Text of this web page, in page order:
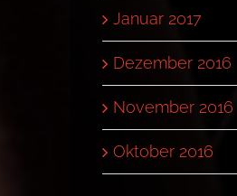
Januar 2017
Dezember 2016
November 2016
Oktober 2016